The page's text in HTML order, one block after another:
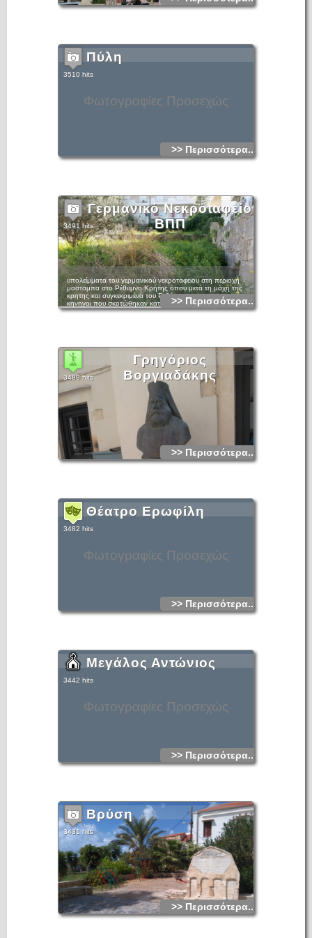
Φωτογραφίες Προσεχώς
Πύλη
3510 hits
>> Περισσότερα...
Γερμανικό Νεκροταφείο
ΒΠΠ
3491 hits
υπολείμματα του γερμανικού νεκροταφειου στη περιοχή
μασταμπα στο Ρέθυμνο Κρήτης όπου μετά τη μάχη της
κρητης και συγκεκριμένα του Ρεθύμνου ταφεισαν ορεινή
κηνηγοι που σκοτώθηκαν κατά τη μάχη του Ρεθύμνου το
1941
>> Περισσότερα...
Γρηγόριος
Βοργιαδάκης
3489 hits
>> Περισσότερα...
Φωτογραφίες Προσεχώς
Θέατρο Ερωφίλη
3482 hits
>> Περισσότερα...
Φωτογραφίες Προσεχώς
Μεγάλος Αντώνιος
3442 hits
>> Περισσότερα...
Βρύση
3431 hits
>> Περισσότερα...